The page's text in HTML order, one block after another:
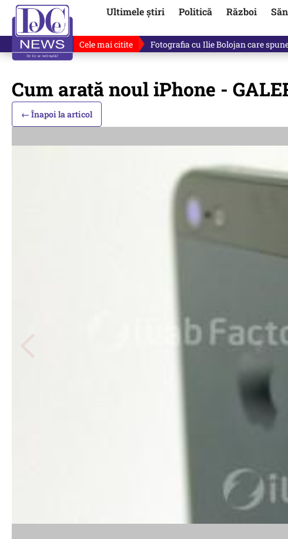
Ultimele știri Politică Război
Cele mai citite De ce minte Ilie Bolojan? Ce spune
Cum arată noul iPhone -
← Înapoi la articol